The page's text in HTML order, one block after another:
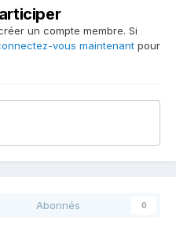
un compte membre. Si
vous maintenant pour
Abonnés 0